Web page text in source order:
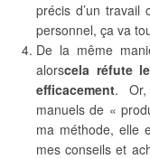
précis d’un travail
personnel, ça va
De la même
alorscela réfute
efficacement. Or,
manuels de «
ma méthode, elle
mes conseils et